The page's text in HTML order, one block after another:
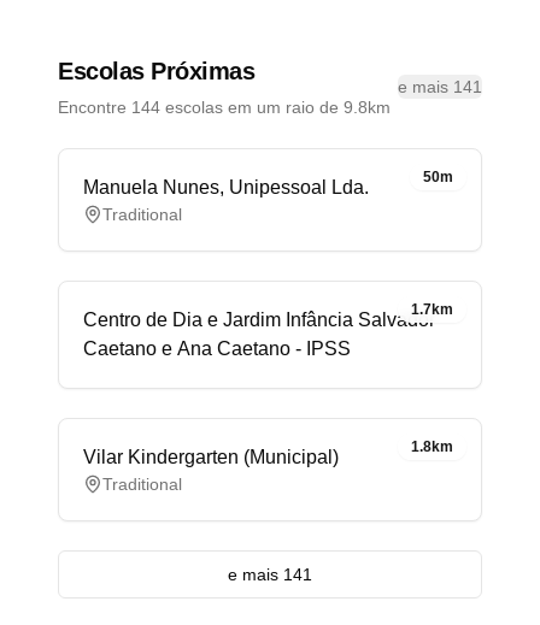
Escolas Próximas
Encontre 144 escolas em um raio de 9.8km
e mais 141
50m
Manuela Nunes, Unipessoal Lda.
Traditional
1.7km
Centro de Dia e Jardim Infância Salvador
Caetano e Ana Caetano - IPSS
1.8km
Vilar Kindergarten (Municipal)
Traditional
e mais 141